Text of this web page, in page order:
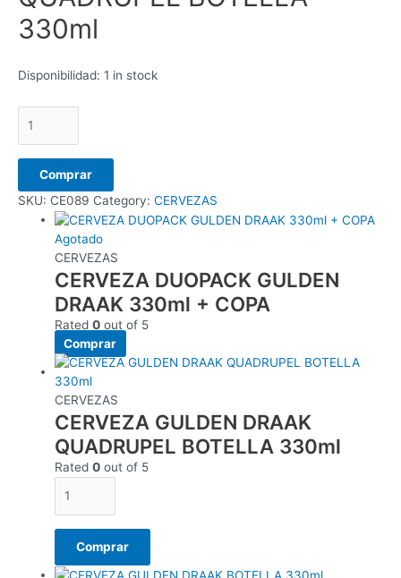
330ml
Disponibilidad: 1 in stock
Comprar
SKU: CE089 Category: CERVEZAS
Agotado
CERVEZAS
CERVEZA DUOPACK GULDEN
DRAAK 330ml + COPA
Rated0 out of 5
Comprar
CERVEZAS
CERVEZA GULDEN DRAAK
QUADRUPEL BOTELLA 330ml
Rated0 out of 5
Comprar